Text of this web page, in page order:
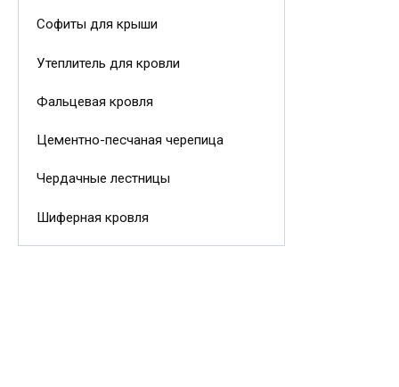
Софиты для крыши
Утеплитель для кровли
Фальцевая кровля
Цементно-песчаная черепица
Чердачные лестницы
Шиферная кровля